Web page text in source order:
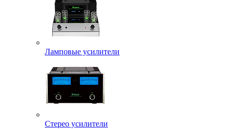
Ламповые усилители
Стерео усилители